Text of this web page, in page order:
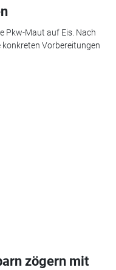
Pkw-Maut auf Eis. Nach
Vorbereitungen
zögern mit